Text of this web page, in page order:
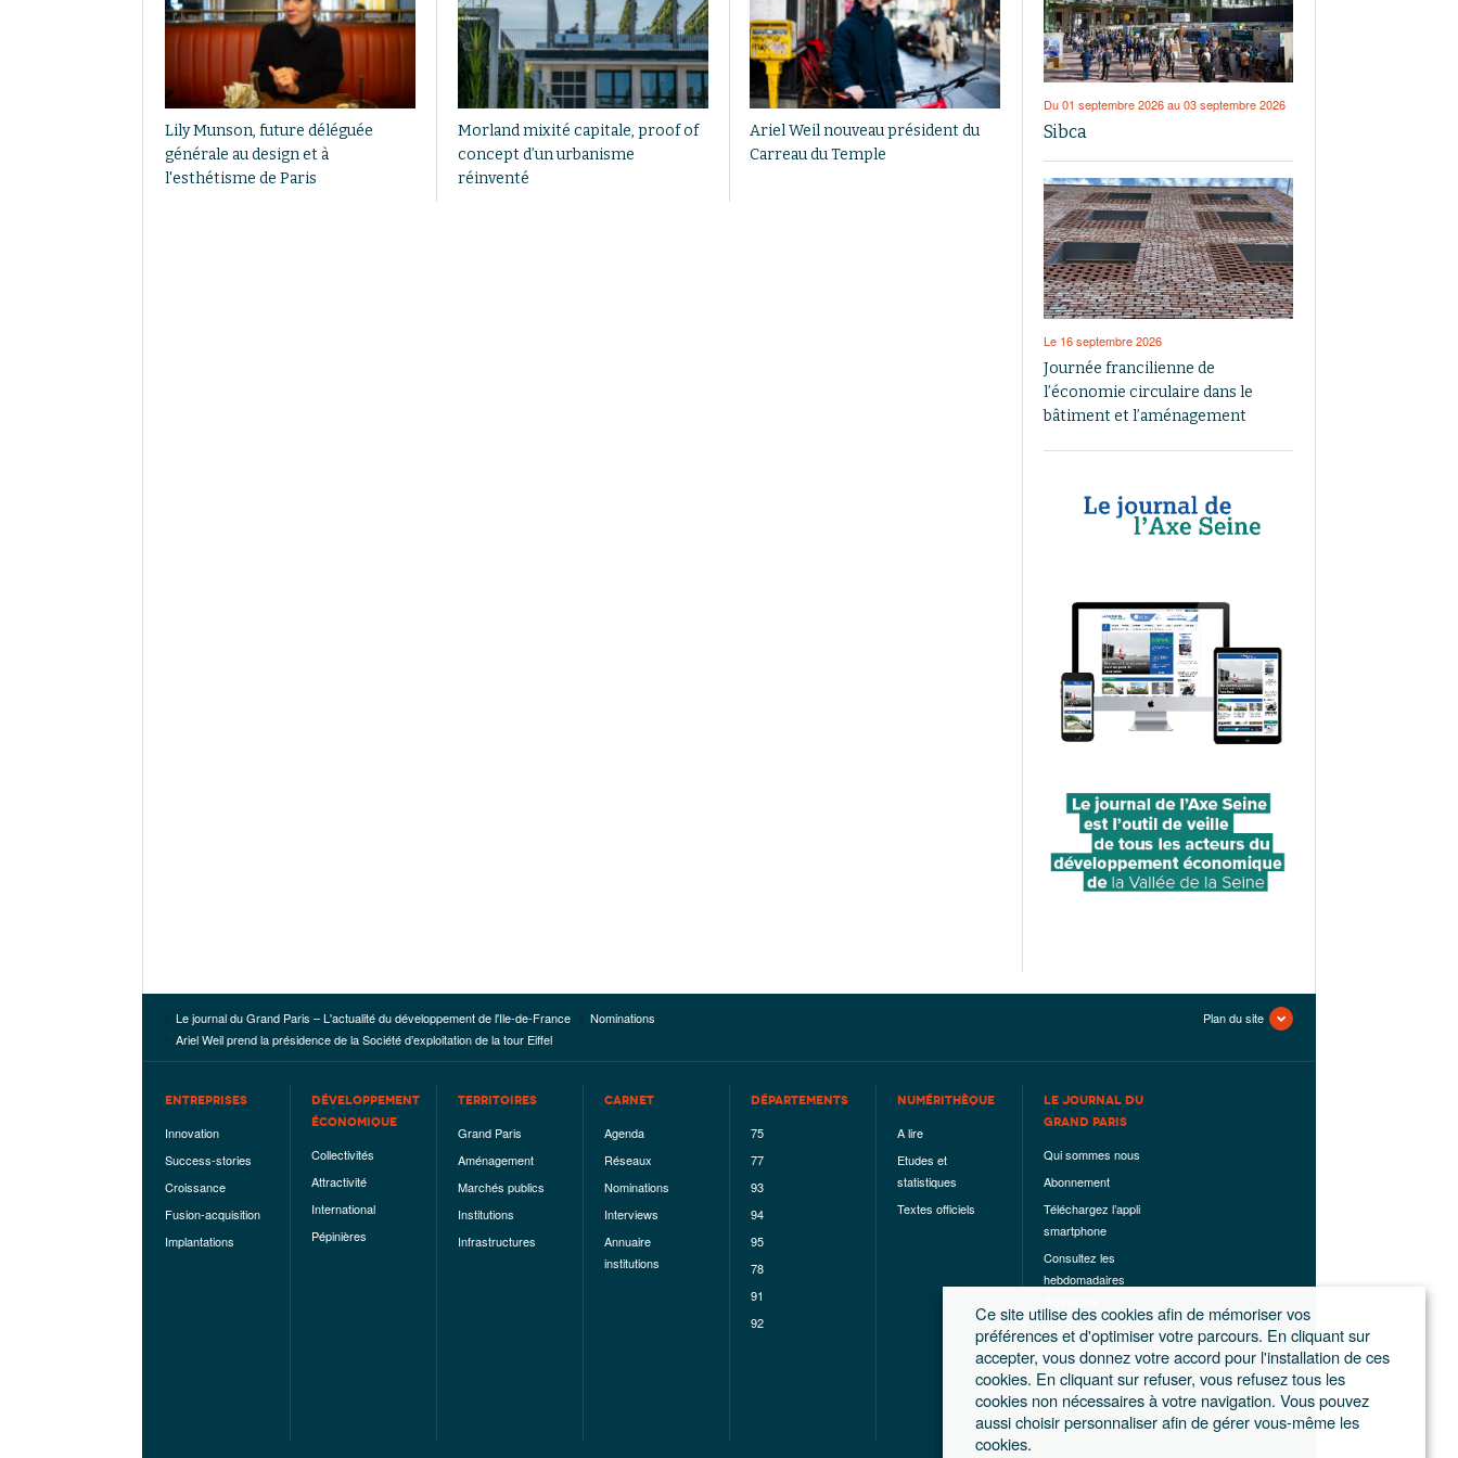
Lily Munson, future déléguée
générale au design et à
l'esthétisme de Paris
Morland mixité capitale, proof of
concept d’un urbanisme
réinventé
Ariel Weil nouveau président du
Carreau du Temple
Du 01 septembre 2026 au 03 septembre 2026
Sibca
Le 16 septembre 2026
Journée francilienne de
l’économie circulaire dans le
bâtiment et l’aménagement
Le journal du Grand Paris – L'actualité du développement de l'Ile-de-France
Nominations
Ariel Weil prend la présidence de la Société d’exploitation de la tour Eiffel
Plan du site
ENTREPRISES
Innovation
Success-stories
Croissance
Fusion-acquisition
Implantations
DÉVELOPPEMENT
ÉCONOMIQUE
Collectivités
Attractivité
International
Pépinières
TERRITOIRES
Grand Paris
Aménagement
Marchés publics
Institutions
Infrastructures
CARNET
Agenda
Réseaux
Nominations
Interviews
Annuaire
institutions
DÉPARTEMENTS
75
77
93
94
95
78
91
92
NUMÉRITHÈQUE
A lire
Etudes et
statistiques
Textes officiels
LE JOURNAL DU
GRAND PARIS
Qui sommes nous
Abonnement
Téléchargez l’appli
smartphone
Consultez les
hebdomadaires
Les hors-séries
Mentions légales
Conditions
générales de
ventes
Ce site utilise des cookies afin de mémoriser vos
préférences et d'optimiser votre parcours. En cliquant sur
accepter, vous donnez votre accord pour l'installation de ces
cookies. En cliquant sur refuser, vous refusez tous les
cookies non nécessaires à votre navigation. Vous pouvez
aussi choisir personnaliser afin de gérer vous-même les
cookies.